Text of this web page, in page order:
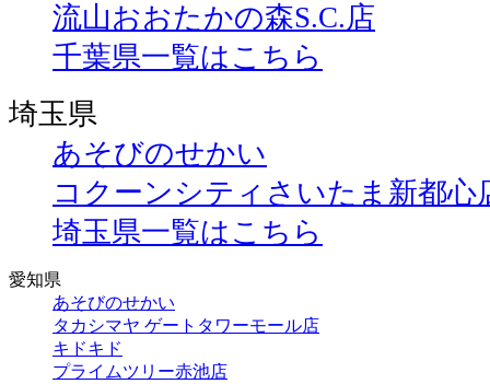
流山おおたかの森S.C.店
千葉県一覧はこちら
埼玉県
あそびのせかい
コクーンシティさいたま新都心
埼玉県一覧はこちら
愛知県
あそびのせかい
タカシマヤ ゲートタワーモール店
キドキド
プライムツリー赤池店